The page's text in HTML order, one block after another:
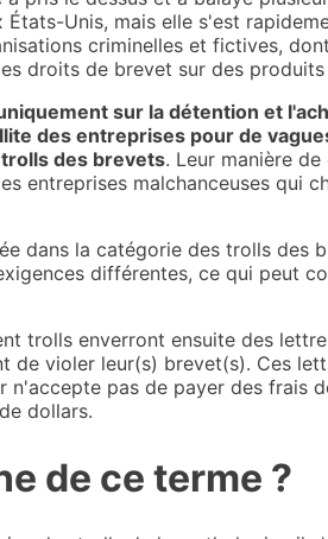
Unis, mais elle s'est
criminelles et fictives,
droits de brevet sur des
sur la détention et
des entreprises pour de
des brevets. Leur manière
entreprises malchanceuses qui
dans la catégorie des trolls des
différentes, ce qui peut
trolls enverront ensuite des
de violer leur(s) brevet(s). Ces
n'accepte pas de payer des frais
dollars.
de ce terme ?